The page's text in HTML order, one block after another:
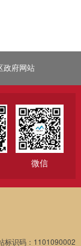
政府网站
微信
标识码：1101090002